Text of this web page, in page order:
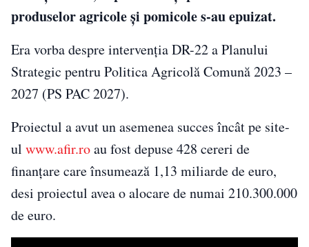
produselor agricole și pomicole s-au epuizat.
Era vorba despre intervenția DR-22 a Planului
Strategic pentru Politica Agricolă Comună 2023 –
2027 (PS PAC 2027).
Proiectul a avut un asemenea succes încât pe site-
ul www.afir.roau fost depuse 428 cereri de
finanțare care însumează 1,13 miliarde de euro,
desi proiectul avea o alocare de numai 210.300.000
de euro.